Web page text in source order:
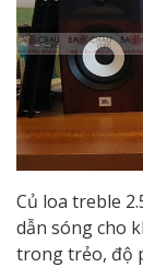
Củ loa treble
dẫn sóng cho
trong trẻo, độ